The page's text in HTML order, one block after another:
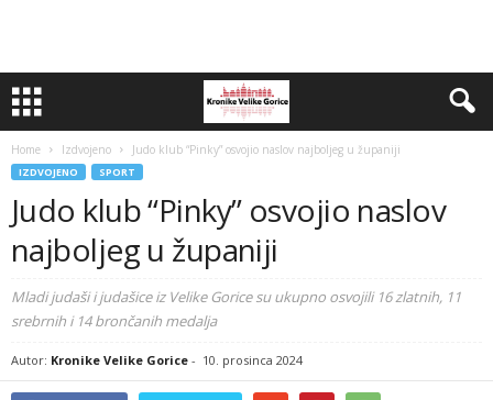
Home Izdvojeno Judo klub “Pinky” osvojio naslov najboljeg u županiji
IZDVOJENO SPORT
Judo klub “Pinky” osvojio naslov
najboljeg u županiji
Mladi judaši i judašice iz Velike Gorice su ukupno osvojili 16 zlatnih, 11
srebrnih i 14 brončanih medalja
Autor: Kronike Velike Gorice - 10. prosinca 2024